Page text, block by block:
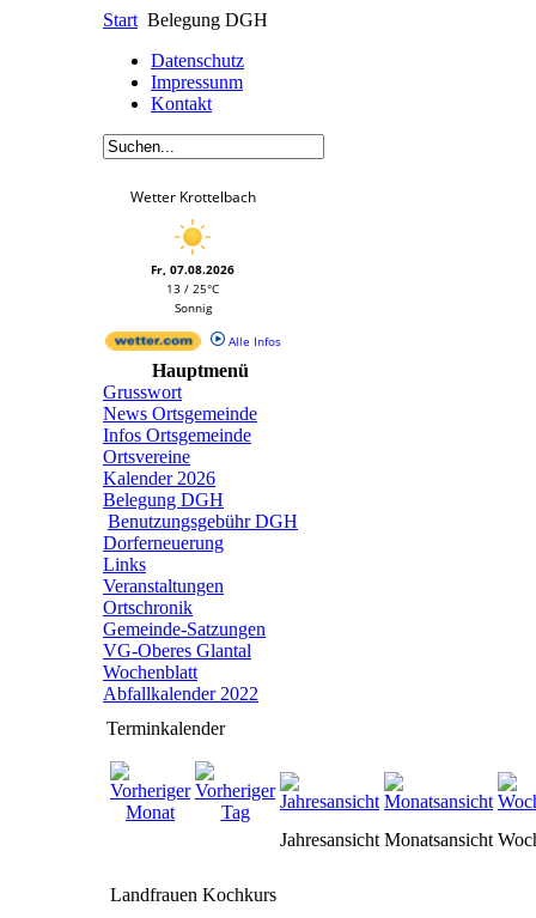
Start Belegung DGH
Datenschutz
Impressunm
Kontakt
Wetter Krottelbach
Fr, 07.08.2026
13 / 25°C
Sonnig
Alle Infos
Hauptmenü
Grusswort
News Ortsgemeinde
Infos Ortsgemeinde
Ortsvereine
Kalender 2026
Belegung DGH
Benutzungsgebühr DGH
Dorferneuerung
Links
Veranstaltungen
Ortschronik
Gemeinde-Satzungen
VG-Oberes Glantal
Wochenblatt
Abfallkalender 2022
Terminkalender
Jahresansicht Monatsansicht
Landfrauen Kochkurs